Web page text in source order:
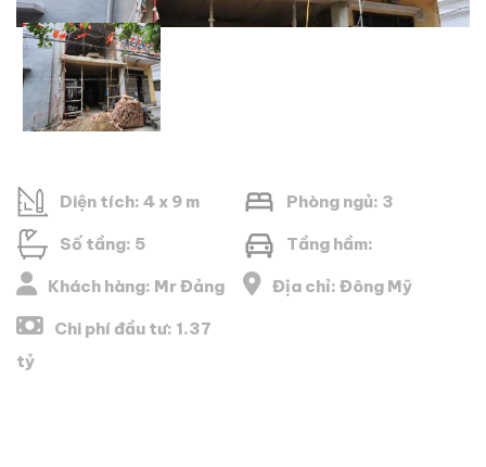
Diện tích: 4 x 9 m Phòng ngủ: 3
Số tầng: 5 Tầng hầm:
Khách hàng: Mr Đảng Địa chỉ: Đông Mỹ
Chi phí đầu tư: 1.37
tỷ